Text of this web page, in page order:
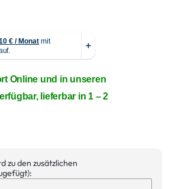
Online und in unseren
lieferbar in 1 – 2
zu den zusätzlichen